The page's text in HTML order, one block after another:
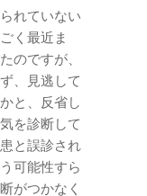
れていない
く最近ま
のですが、
、見逃して
と、反省し
を診断して
と誤診され
可能性すら
がつかなく